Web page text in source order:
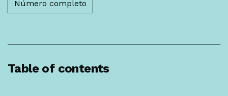
Número completo
Table of contents